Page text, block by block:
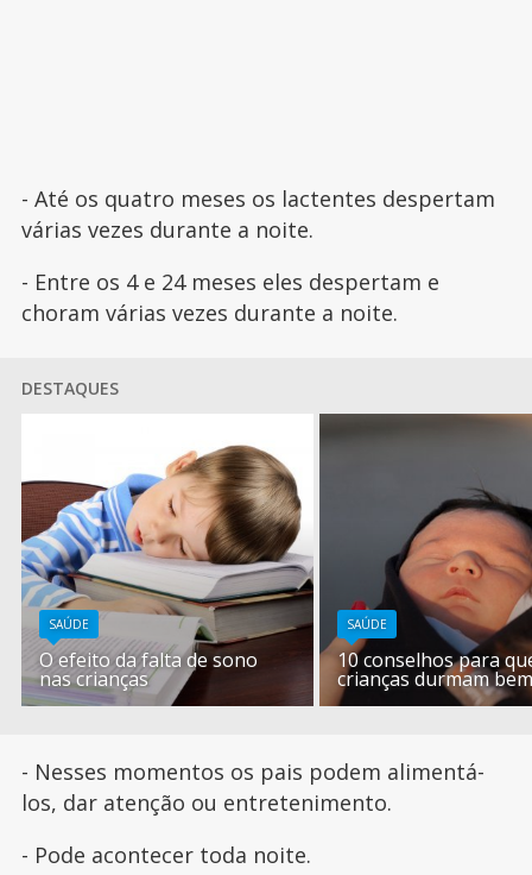
- Até os quatro meses os lactentes despertam
várias vezes durante a noite.
- Entre os 4 e 24 meses eles despertam e
choram várias vezes durante a noite.
DESTAQUES
SAÚDE
O efeito da falta de sono
nas crianças
SAÚDE
10 conselhos para
crianças durmam
- Nesses momentos os pais podem alimentá-
los, dar atenção ou entretenimento.
- Pode acontecer toda noite.